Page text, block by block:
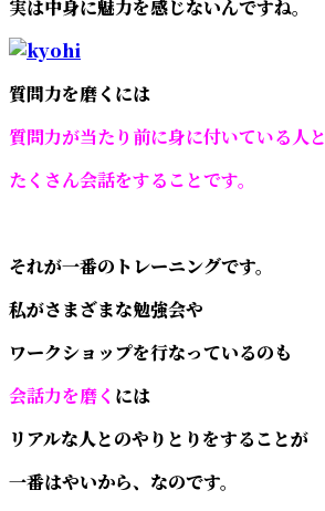
実は中身に魅力を感じないんですね。
質問力を磨くには
質問力が当たり前に身に付いている人と
たくさん会話をすることです。
それが一番のトレーニングです。
私がさまざまな勉強会や
ワークショップを行なっているのも
会話力を磨く には
リアルな人とのやりとりをすることが
一番はやいから、なのです。